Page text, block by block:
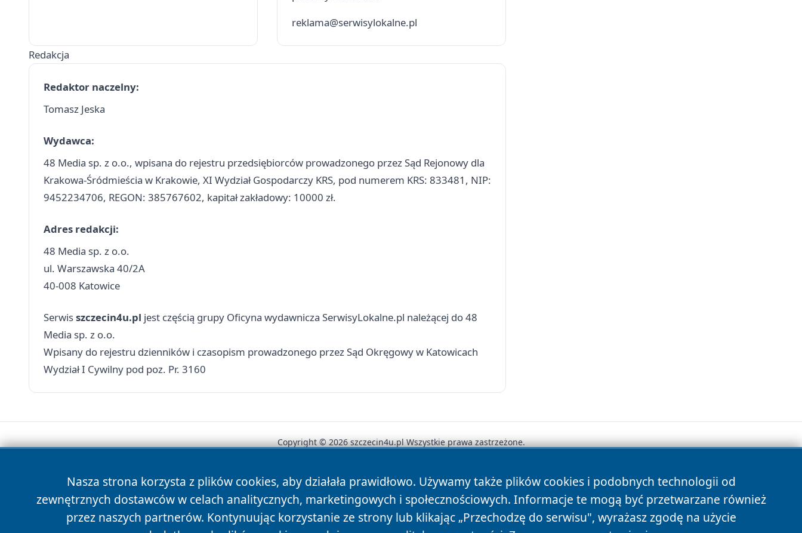
reklama@serwisylokalne.pl
Redakcja
Redaktor naczelny:
Tomasz Jeska
Wydawca:
48 Media sp. z o.o., wpisana do rejestru przedsiębiorców prowadzonego przez Sąd Rejonowy dla
Krakowa-Śródmieścia w Krakowie, XI Wydział Gospodarczy KRS, pod numerem KRS: 833481, NIP:
9452234706, REGON: 385767602, kapitał zakładowy: 10000 zł.
Adres redakcji:
48 Media sp. z o.o.
ul. Warszawska 40/2A
40-008 Katowice
Serwisszczecin4u.pl jest częścią grupy Oficyna wydawnicza SerwisyLokalne.pl należącej do 48
Media sp. z o.o.
Wpisany do rejestru dzienników i czasopism prowadzonego przez Sąd Okręgowy w Katowicach
Wydział I Cywilny pod poz. Pr. 3160
Nasza strona korzysta z plików cookies, aby działała prawidłowo. Używamy także plików cookies i podobnych technologii od
zewnętrznych dostawców w celach analitycznych, marketingowych i społecznościowych. Informacje te mogą być przetwarzane również
przez naszych partnerów. Kontynuując korzystanie ze strony lub klikając „Przechodzę do serwisu", wyrażasz zgodę na użycie
Copyright © 2026 szczecin4u.pl Wszystkie prawa zastrzeżone.
News Autorzy Polityka Prywatności Polityka Cookies